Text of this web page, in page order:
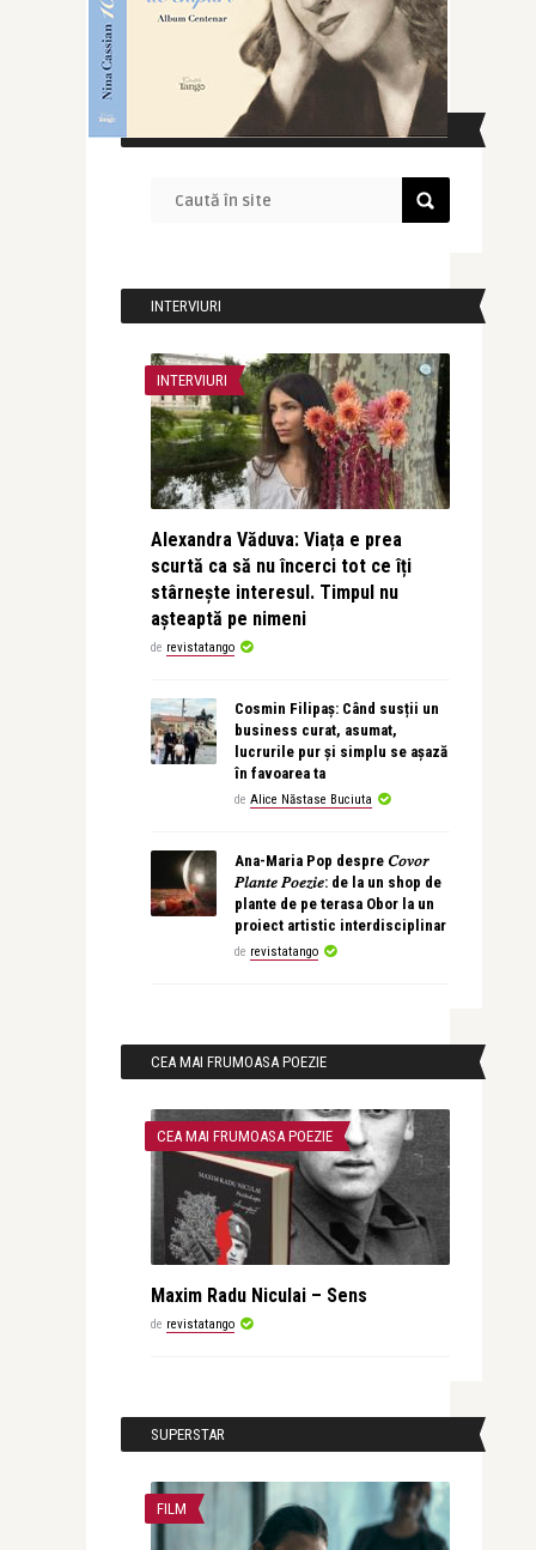
CAUTĂ ÎN SITE
INTERVIURI
INTERVIURI
Alexandra Văduva: Viața e prea
scurtă ca să nu încerci tot ce îți
stârnește interesul. Timpul nu
așteaptă pe nimeni
de revistatango
Cosmin Filipaș: Când susții un
business curat, asumat,
lucrurile pur și simplu se așază
în favoarea ta
de Alice Năstase Buciuta
Ana-Maria Pop despre 𝐶𝑜𝑣𝑜𝑟
𝑃𝑙𝑎𝑛𝑡𝑒 𝑃𝑜𝑒𝑧𝑖𝑒: de la un shop de
plante de pe terasa Obor la un
proiect artistic interdisciplinar
de revistatango
CEA MAI FRUMOASA POEZIE
CEA MAI FRUMOASA POEZIE
Maxim Radu Niculai – Sens
de revistatango
SUPERSTAR
FILM